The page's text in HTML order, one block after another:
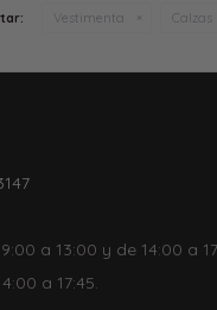
Vestimenta Calzas
a 13:00 y de 14:00 a
a 17:45.